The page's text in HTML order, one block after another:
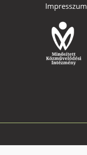
Impresszum